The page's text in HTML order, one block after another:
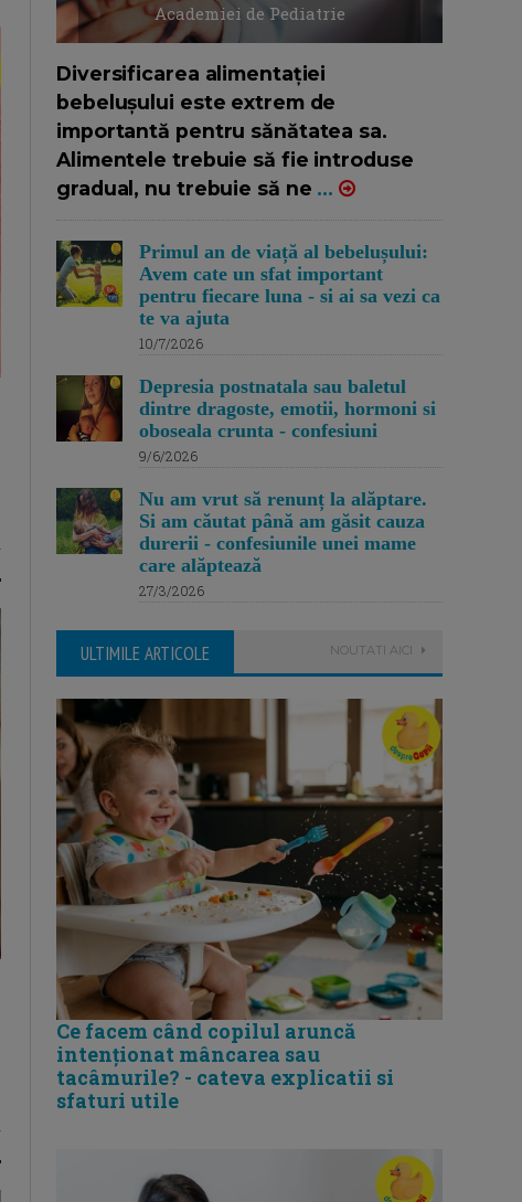
Academiei de Pediatrie
Diversificarea alimentației
bebelușului este extrem de
importantă pentru sănătatea sa.
Alimentele trebuie să fie introduse
gradual, nu trebuie să ne ...
Primul an de viață al bebelușului:
Avem cate un sfat important
pentru fiecare luna - si ai sa vezi ca
te va ajuta
10/7/2026
Depresia postnatala sau baletul
dintre dragoste, emotii, hormoni si
oboseala crunta - confesiuni
9/6/2026
Nu am vrut să renunț la alăptare.
Si am căutat până am găsit cauza
durerii - confesiunile unei mame
care alăptează
27/3/2026
ULTIMILE ARTICOLE NOUTATI AICI
Ce facem când copilul aruncă
intenționat mâncarea sau
tacâmurile? - cateva explicatii si
sfaturi utile